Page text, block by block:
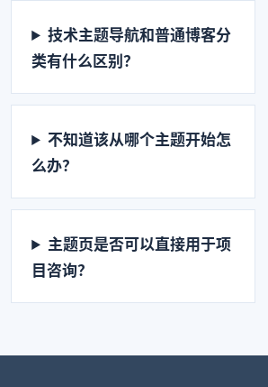
技术主题导航和普通博客分
类有什么区别？
不知道该从哪个主题开始怎
么办？
主题页是否可以直接用于项
目咨询？